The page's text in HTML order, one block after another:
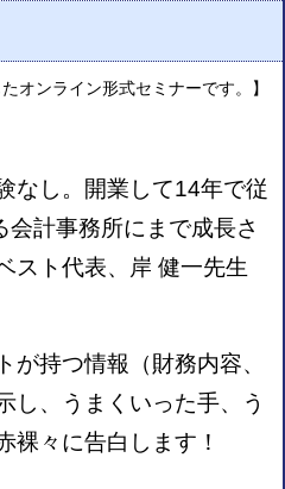
オンライン形式セミナーです。】
なし。開業して14年で従
計事務所にまで成長さ
スト代表、岸 健一先生
が持つ情報（財務内容、
し、うまくいった手、う
裸々に告白します！